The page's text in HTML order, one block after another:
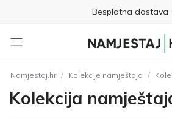
Besplatna dostava
Nije potrebno plaćanje
01 8000 383
4.8
Namjestaj.hr / Kolekcije namještaja /
Kolekcija